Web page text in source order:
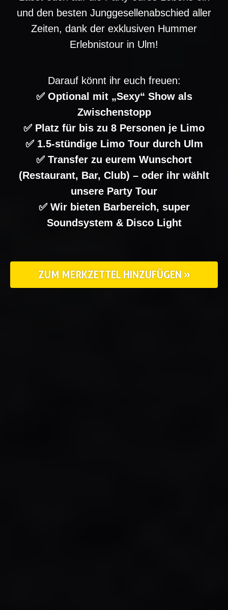
und den besten Junggesellenabschied aller
Zeiten, dank der exklusiven Hummer
Erlebnistour in Ulm!
Darauf könnt ihr euch freuen:
✅ Optional mit „Sexy“ Show als
Zwischenstopp
✅ Platz für bis zu 8 Personen je Limo
✅ 1.5-stündige Limo Tour durch Ulm
✅ Transfer zu eurem Wunschort
(Restaurant, Bar, Club) – oder ihr wählt
unsere Party Tour
✅ Wir bieten Barbereich, super
Soundsystem & Disco Light
ZUM MERKZETTEL HINZUFÜGEN »